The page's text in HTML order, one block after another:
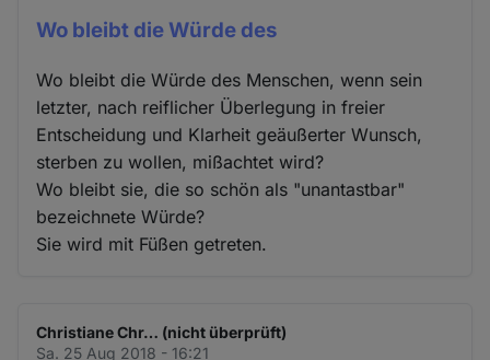
Wo bleibt die Würde des
Wo bleibt die Würde des Menschen, wenn sein
letzter, nach reiflicher Überlegung in freier
Entscheidung und Klarheit geäußerter Wunsch,
sterben zu wollen, mißachtet wird?
Wo bleibt sie, die so schön als "unantastbar"
bezeichnete Würde?
Sie wird mit Füßen getreten.
Christiane Chr… (nicht überprüft)
Sa. 25 Aug 2018 - 16:21